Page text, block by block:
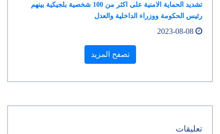
تشديد الحماية الامنية على اكثر من 100 شخصية بلجيكية بينهم
رئيس الحكومة ووزراء الداخلية والعدل
تصفح المزيد
تعليقات